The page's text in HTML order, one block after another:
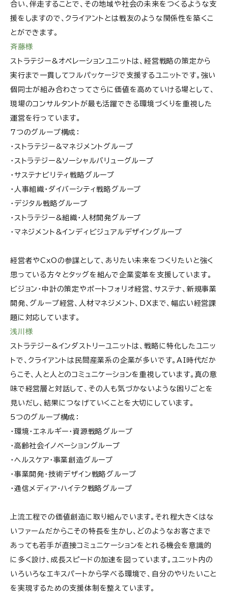
合い、伴走することで、その地域や社会の未来をつくるような支
援をしますので、クライアントとは戦友のような関係性を築くこ
とができます。
斉藤様
ストラテジー&オペレーションユニットは、経営戦略の策定から
実行まで一貫してフルパッケージで支援するユニットです。強い
個同士が組み合わさってさらに価値を高めていける場として、
現場のコンサルタントが最も活躍できる環境づくりを重視した
運営を行っています。
7つのグループ構成：
・ストラテジー&マネジメントグループ
・ストラテジー&ソーシャルバリューグループ
・サステナビリティ戦略グループ
・人事組織・ダイバーシティ戦略グループ
・デジタル戦略グループ
・ストラテジー&組織・人材開発グループ
・マネジメント&インディビジュアルデザイングループ
経営者やCxOの参謀として、ありたい未来をつくりたいと強く
思っている方々とタッグを組んで企業変革を支援しています。
ビジョン・中計の策定やポートフォリオ経営、サステナ、新規事業
開発、グループ経営、人材マネジメント、DXまで、幅広い経営課
題に対応しています。
浅川様
ストラテジー&インダストリーユニットは、戦略に特化したユニッ
トで、クライアントは民間産業系の企業が多いです。AI時代だか
らこそ、人と人とのコミュニケーションを重視しています。真の意
味で経営層と対話して、その人も気づかないような困りごとを
見いだし、結果につなげていくことを大切にしています。
5つのグループ構成：
・環境・エネルギー・資源戦略グループ
・高齢社会イノベーショングループ
・ヘルスケア・事業創造グループ
・事業開発・技術デザイン戦略グループ
・通信メディア・ハイテク戦略グループ
上流工程での価値創造に取り組んでいます。それ程大きくはな
いファームだからこその特長を生かし、どのようなお客さまで
あっても若手が直接コミュニケーションをとれる機会を意識的
に多く設け、成長スピードの加速を図っています。ユニット内の
いろいろなエキスパートから学べる環境で、自分のやりたいこと
を実現するための支援体制を整えています。